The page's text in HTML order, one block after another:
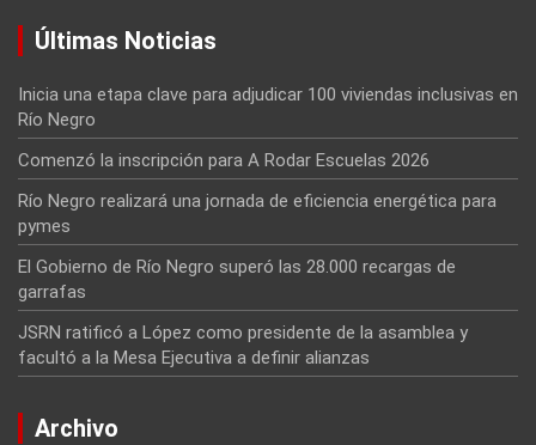
Últimas Noticias
Inicia una etapa clave para adjudicar 100 viviendas inclusivas en
Río Negro
Comenzó la inscripción para A Rodar Escuelas 2026
Río Negro realizará una jornada de eficiencia energética para
pymes
El Gobierno de Río Negro superó las 28.000 recargas de
garrafas
JSRN ratificó a López como presidente de la asamblea y
facultó a la Mesa Ejecutiva a definir alianzas
Archivo